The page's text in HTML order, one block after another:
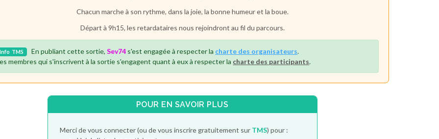
Chacun marche à son rythme, dans la joie, la bonne humeur et la boue.
Départ à 9h15, les retardataires nous rejoindront au fil du parcours.
TMS En publiant cette sortie,Sev74 s'est engagée à respecter la charte des organisateurs.
membres qui s'inscrivent à la sortie s'engagent quant à eux à respecter la charte des participants.
POUR EN SAVOIR PLUS
Merci de vous connecter (ou de vous inscrire gratuitement sur TMS) pour :